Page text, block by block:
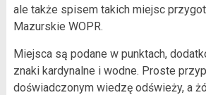
ale także spisem takich miejsc
Mazurskie WOPR.
Miejsca są podane w punktach,
znaki kardynalne i wodne. Proste
doświadczonym wiedzę odświeży, a